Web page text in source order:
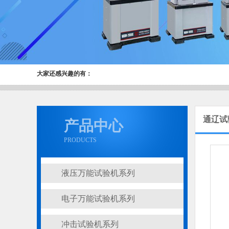
大家还感兴趣的有：
产品中心
PRODUCTS
液压万能试验机系列
电子万能试验机系列
冲击试验机系列
通辽